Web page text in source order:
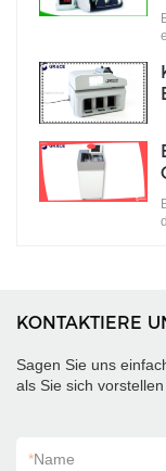
KONTAKTIERE
Sagen Sie uns
als Sie sich vorstellen
*Name